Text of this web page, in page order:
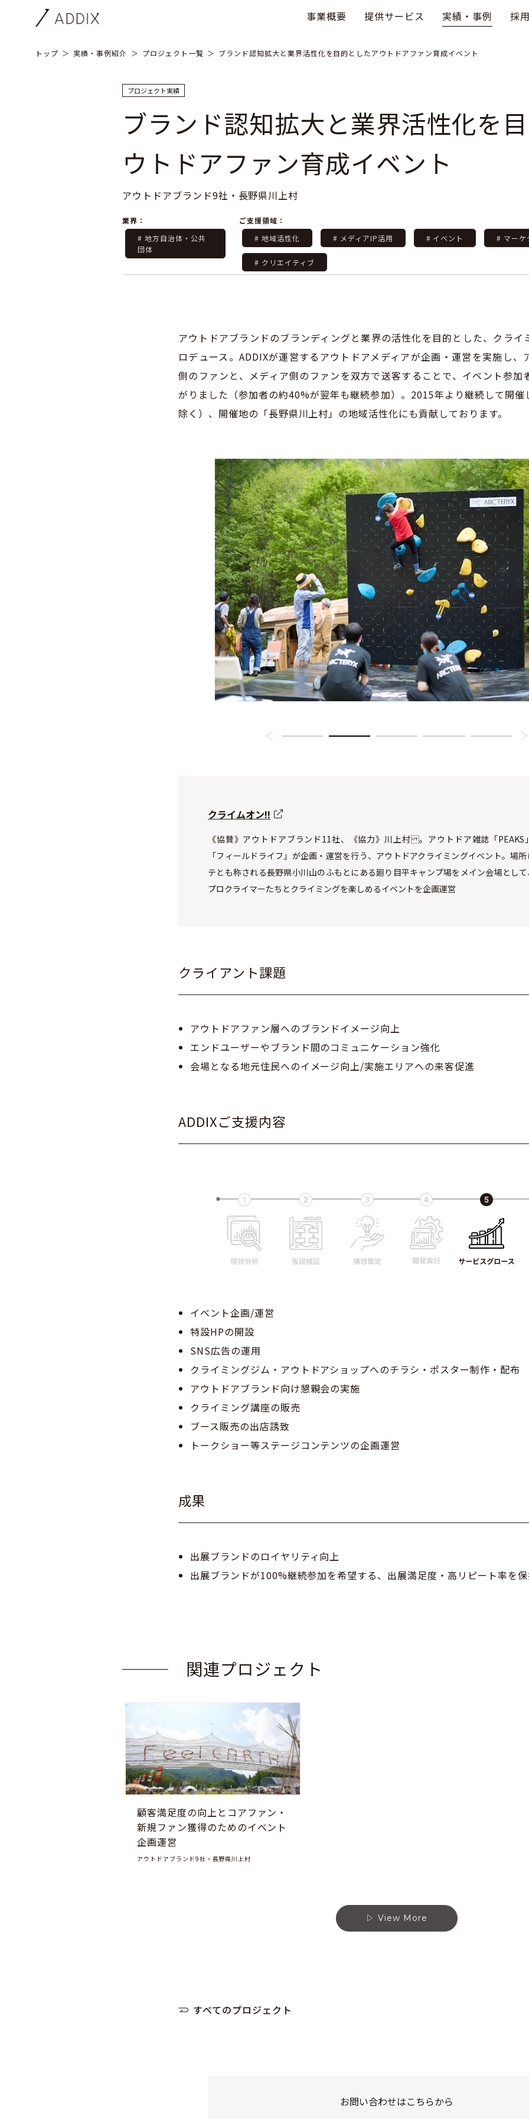
事業概要 提供サービス 実績・事例 採
トップ 実績・事例紹介 プロジェクト一覧 ブランド認知拡大と業界活性化を目的としたアウトドアファン育成イベント
プロジェクト実績
ブランド認知拡大と業界活性化を
ウトドアファン育成イベント
アウトドアブランド9社・長野県川上村
業界：
# 地方自治体・公共
団体
ご支援領域：
# 地域活性化
# メディアIP活用 # イベント # マーケ
# クリエイティブ
アウトドアブランドのブランディングと業界の活性化を目的とした、クライ
ロデュース。ADDIXが運営するアウトドアメディアが企画・運営を実施し、
側のファンと、メディア側のファンを双方で送客することで、イベント参加
がりました（参加者の約40%が翌年も継続参加）。2015年より継続して開
除く）、開催地の「長野県川上村」の地域活性化にも貢献しております。
クライムオン!!
《協賛》アウトドアブランド11社、《協力》川上村 。アウトドア雑誌「PEAKS
「フィールドライフ」が企画・運営を行う、アウトドアクライミングイベント。場
テとも称される長野県小川山のふもとにある廻り目平キャンプ場をメイン会場とし
プロクライマーたちとクライミングを楽しめるイベントを企画運営
クライアント課題
アウトドアファン層へのブランドイメージ向上
エンドユーザーやブランド間のコミュニケーション強化
会場となる地元住民へのイメージ向上/実施エリアへの来客促進
ADDIXご支援内容
イベント企画/運営
特設HPの開設
SNS広告の運用
クライミングジム・アウトドアショップへのチラシ・ポスター制作・配布
アウトドアブランド向け懇親会の実施
クライミング講座の販売
ブース販売の出店誘致
トークショー等ステージコンテンツの企画運営
成果
出展ブランドのロイヤリティ向上
出展ブランドが100%継続参加を希望する、出展満足度・高リピート率を
関連プロジェクト
顧客満足度の向上とコアファン・
新規ファン獲得のためのイベント
企画運営
アウトドアブランド9社・長野県川上村
View More
すべてのプロジェクト
お問い合わせはこちらから